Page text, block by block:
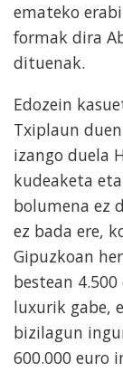
emateko
formak dira
dituenak.
Edozein
Txiplaun
izango duela
kudeaketa
bolumena ez
ez bada ere,
Gipuzkoan
bestean
luxurik gabe,
bizilagun
600.000 euro